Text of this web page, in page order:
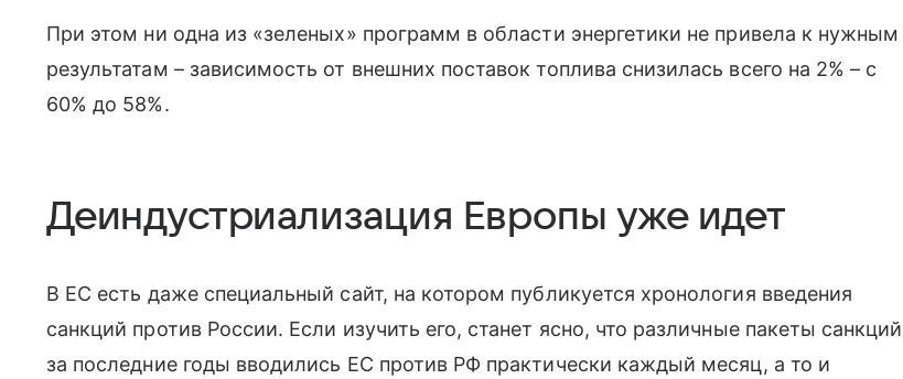
При этом ни одна из «зеленых» программ в области энергетики не привела к нужным
результатам – зависимость от внешних поставок топлива снизилась всего на 2% – с
60% до 58%.
Деиндустриализация Европы уже идет
В ЕС есть даже специальный сайт, на котором публикуется хронология введения
санкций против России. Если изучить его, станет ясно, что различные пакеты санкций
за последние годы вводились ЕС против РФ практически каждый месяц, а то и